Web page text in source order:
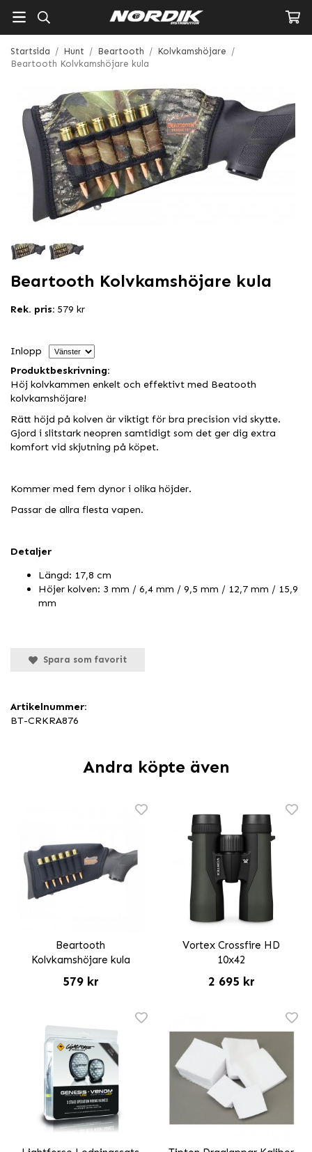
Startsida / Hunt / Beartooth / Kolvkamshöjare /
Beartooth Kolvkamshöjare kula
Beartooth Kolvkamshöjare kula
Rek. pris: 579 kr
Inlopp
Produktbeskrivning:
Höj kolvkammen enkelt och effektivt med Beatooth
kolvkamshöjare!
Rätt höjd på kolven är viktigt för bra precision vid skytte.
Gjord i slitstark neopren samtidigt som det ger dig extra
komfort vid skjutning på köpet.
Kommer med fem dynor i olika höjder.
Passar de allra flesta vapen.
Detaljer
Längd: 17,8 cm
Höjer kolven: 3 mm / 6,4 mm / 9,5 mm / 12,7 mm / 15,9
mm
Spara som favorit
Artikelnummer:
BT-CRKRA876
Andra köpte även
Beartooth
Kolvkamshöjare kula
579 kr
Vortex Crossfire HD
10x42
2 695 kr